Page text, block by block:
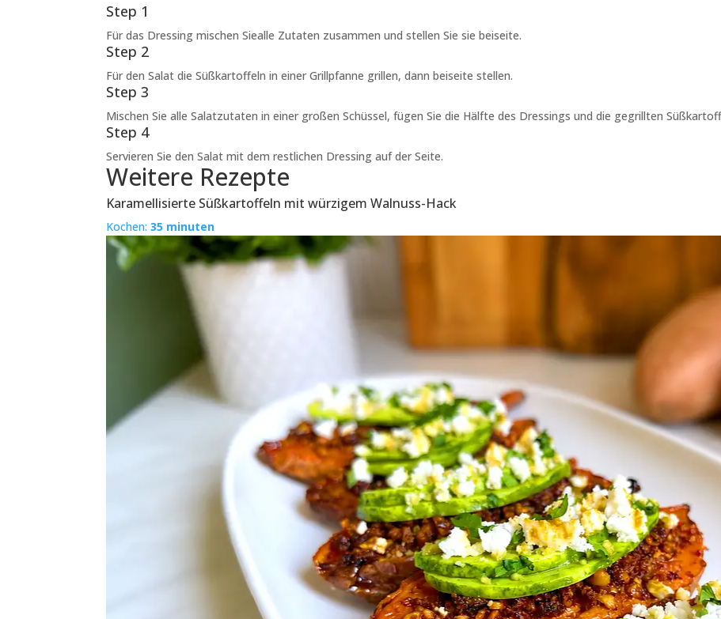
Step 1
Für das Dressing mischen Siealle Zutaten zusammen und stellen Sie sie beiseite.
Step 2
Für den Salat die Süßkartoffeln in einer Grillpfanne grillen, dann beiseite stellen.
Step 3
Mischen Sie alle Salatzutaten in einer großen Schüssel, fügen Sie die Hälfte des Dressings und die gegrillten
Step 4
Servieren Sie den Salat mit dem restlichen Dressing auf der Seite.
Weitere Rezepte
Karamellisierte Süßkartoffeln mit würzigem Walnuss-Hack
Kochen:35 minuten